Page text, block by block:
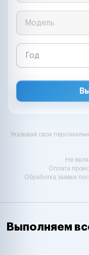
Модель
Указывая свои
Не
Оплата
Обработка заявки
Выполняем